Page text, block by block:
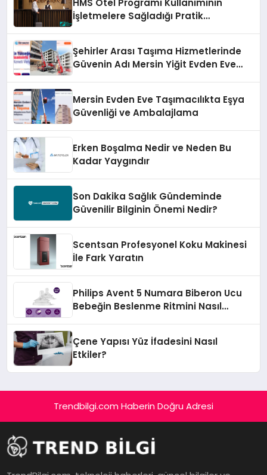
İşletmelere Sağladığı Pratik
Şehirler Arası Taşıma Hizmetlerinde
Güvenin Adı Mersin Yiğit Evden Eve
Mersin Evden Eve Taşımacılıkta Eşya
Güvenliği ve Ambalajlama
Erken Boşalma Nedir ve Neden Bu
Kadar Yaygındır
Son Dakika Sağlık Gündeminde
Güvenilir Bilginin Önemi Nedir?
Scentsan Profesyonel Koku Makinesi
İle Fark Yaratın
Philips Avent 5 Numara Biberon Ucu
Bebeğin Beslenme Ritmini Nasıl
Çene Yapısı Yüz İfadesini Nasıl
Etkiler?
Trendbilgi.com Haberin Doğru Adresi